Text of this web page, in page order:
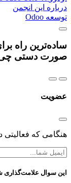
درباره این انجمن
توسعه Odoo
صورت دستی
عضویت
هنگامی که
این سوال